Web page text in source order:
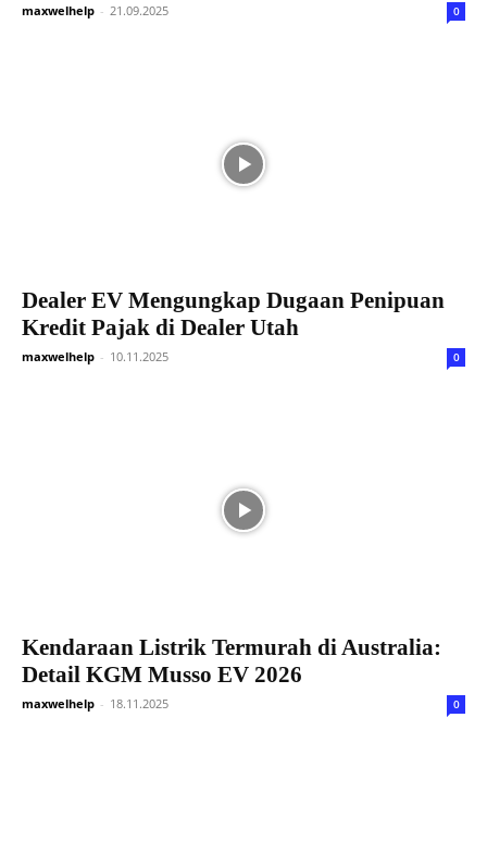
maxwelhelp - 21.09.2025 0
Dealer EV Mengungkap Dugaan Penipuan
Kredit Pajak di Dealer Utah
maxwelhelp - 10.11.2025 0
Kendaraan Listrik Termurah di Australia:
Detail KGM Musso EV 2026
maxwelhelp - 18.11.2025 0